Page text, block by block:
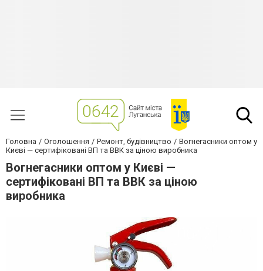
Головна Оголошення Ремонт, будівництво
Вогнегасники оптом у
Києві — сертифіковані ВП та ВВК за ціною виробника
Вогнегасники оптом у Києві —
сертифіковані ВП та ВВК за ціною
виробника